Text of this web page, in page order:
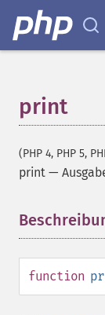
print
(PHP 4, PHP 5,
print —
function